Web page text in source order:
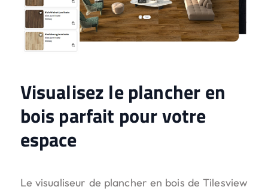
Visualisez le plancher en
bois parfait pour votre
espace
Le visualiseur de plancher en bois de Tilesview